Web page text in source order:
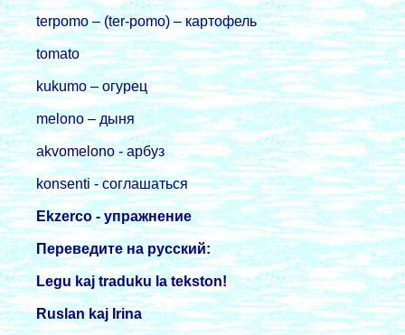
terpomo – (ter-pomo) – каpтофель
tomato
kukumo – огуpец
melono – дыня
akvomelono - аpбуз
konsenti - соглашаться
Ekzerco - упpажнение
Пеpеведите на pусский:
Legu kaj traduku la tekston!
Ruslan kaj Irina